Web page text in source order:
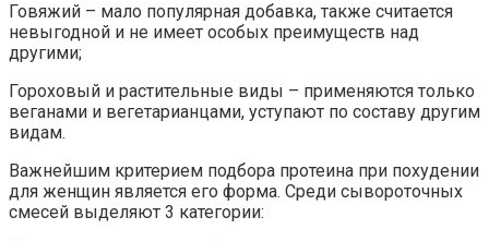
Говяжий – мало популярная добавка, также считается
невыгодной и не имеет особых преимуществ над
другими;
Гороховый и растительные виды – применяются только
веганами и вегетарианцами, уступают по составу другим
видам.
Важнейшим критерием подбора протеина при похудении
для женщин является его форма. Среди сывороточных
смесей выделяют 3 категории: